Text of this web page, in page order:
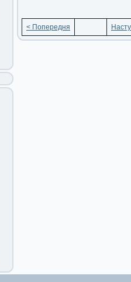
< Попередня